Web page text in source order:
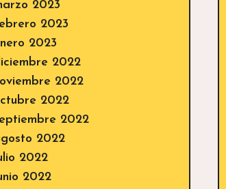
2023
2023
2023
2022
2022
2022
2022
2022
2022
2022